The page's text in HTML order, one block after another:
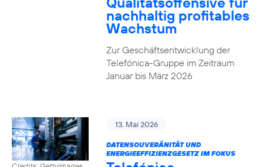
nachhaltig profitables
Wachstum
Zur Geschäftsentwicklung der
Telefónica-Gruppe im Zeitraum
Januar bis März 2026
13. Mai 2026
DATENSOUVERÄNITÄT UND
ENERGIEEFFIZIENZGESETZ IM FOKUS